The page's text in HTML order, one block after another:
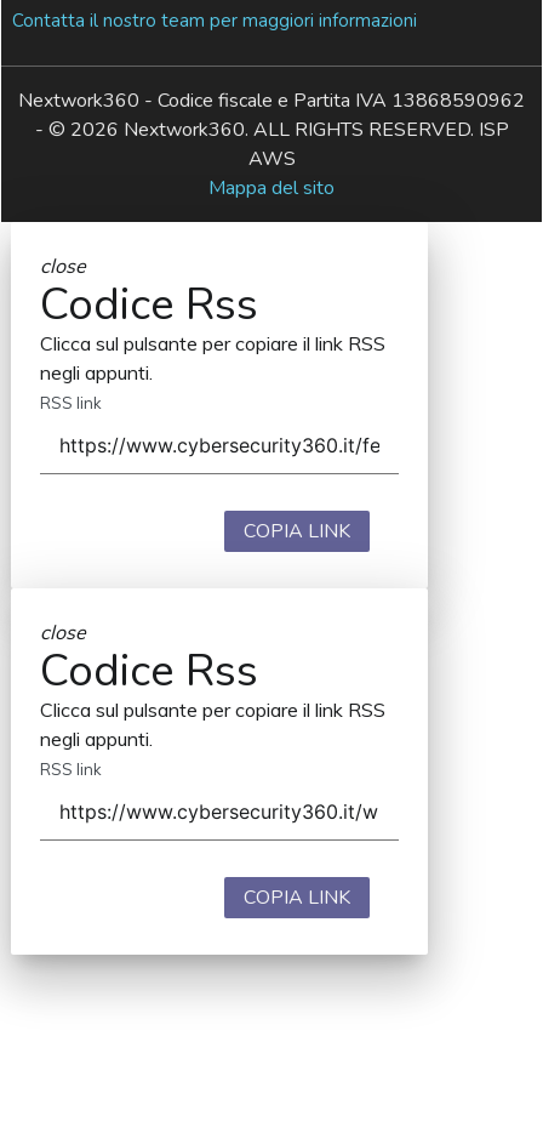
Contatta il nostro team per maggiori informazioni
Nextwork360 - Codice fiscale e Partita IVA 13868590962
- © 2026 Nextwork360. ALL RIGHTS RESERVED. ISP
AWS
Mappa del sito
close
Codice Rss
Clicca sul pulsante per copiare il link RSS
negli appunti.
RSS link
COPIA LINK
close
Codice Rss
Clicca sul pulsante per copiare il link RSS
negli appunti.
RSS link
COPIA LINK